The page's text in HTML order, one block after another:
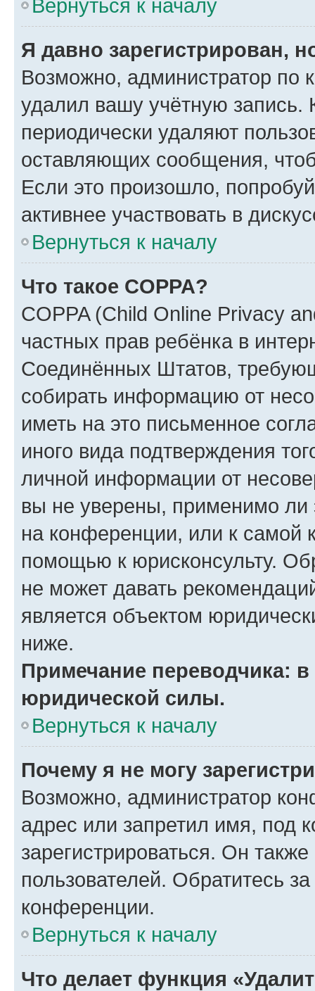
Вернуться к началу
Я давно зарегистрирован,
Возможно, администратор по
удалил вашу учётную запись.
периодически удаляют
оставляющих сообщения,
Если это произошло,
активнее участвовать в
Вернуться к началу
Что такое COPPA?
COPPA (Child Online Privacy
частных прав ребёнка в
Соединённых Штатов,
собирать информацию от
иметь на это письменное
иного вида подтверждения
личной информации от
вы не уверены, применимо ли
на конференции, или к самой
помощью к юрисконсульту.
не может давать
является объектом
ниже.
Примечание переводчика:
юридической силы.
Вернуться к началу
Почему я не могу
Возможно, администратор
адрес или запретил имя, под
зарегистрироваться. Он
пользователей. Обратитесь
конференции.
Вернуться к началу
Что делает функция